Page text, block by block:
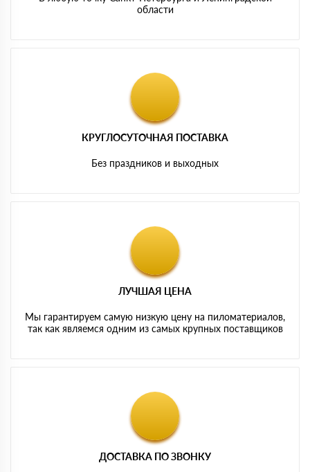
области
КРУГЛОСУТОЧНАЯ ПОСТАВКА
Без праздников и выходных
ЛУЧШАЯ ЦЕНА
Мы гарантируем самую низкую цену на пиломатериалов,
так как являемся одним из самых крупных поставщиков
ДОСТАВКА ПО ЗВОНКУ